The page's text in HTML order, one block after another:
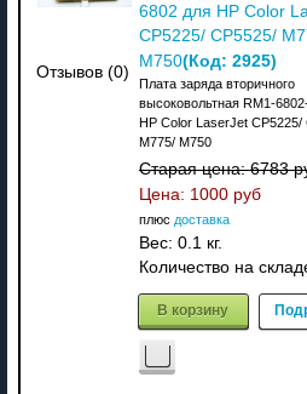
Отзывов (0)
6802 для HP Color
CP5225/ CP5525/
M750(Код: 2925)
Плата заряда вторичного
высоковольтная RM1-
HP Color LaserJet CP5225/
M775/ M750
Старая цена:6783
Цена: 1000 руб
плюс доставка
Вес: 0.1 кг.
Количество на
В корзину